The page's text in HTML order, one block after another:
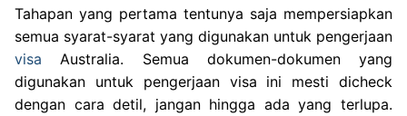
Tahapan yang pertama tentunya saja mempersiapkan
semua syarat-syarat yang digunakan untuk pengerjaan
visa Australia. Semua dokumen-dokumen yang
digunakan untuk pengerjaan visa ini mesti dicheck
dengan cara detil, jangan hingga ada yang terlupa.